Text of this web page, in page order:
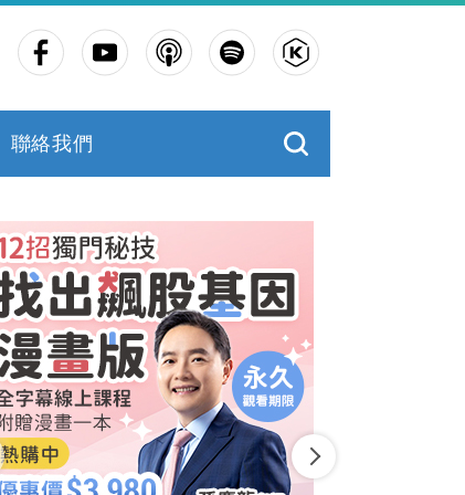
聯絡我們